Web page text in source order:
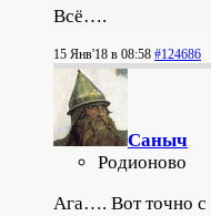
Всё….
15 Янв'18 в 08:58 #124686
Саныч
Родионово
Ага…. Вот точно с